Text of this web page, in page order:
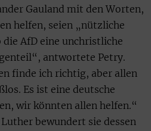
Gauland mit den Worten,
helfen, seien „nützliche
AfD eine unchristliche
antwortete Petry.
finde ich richtig, aber allen
Es ist eine deutsche
wir könnten allen helfen.“
bewundert sie dessen